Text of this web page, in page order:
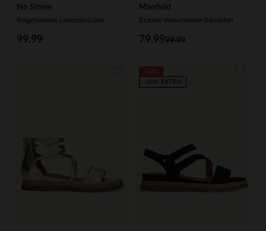
No Stress
Beigefarbene Ledersandalen
99.99
Manfield
Braune Veloursleder-Sandalen
99.99
79.99
-10% EXTRA